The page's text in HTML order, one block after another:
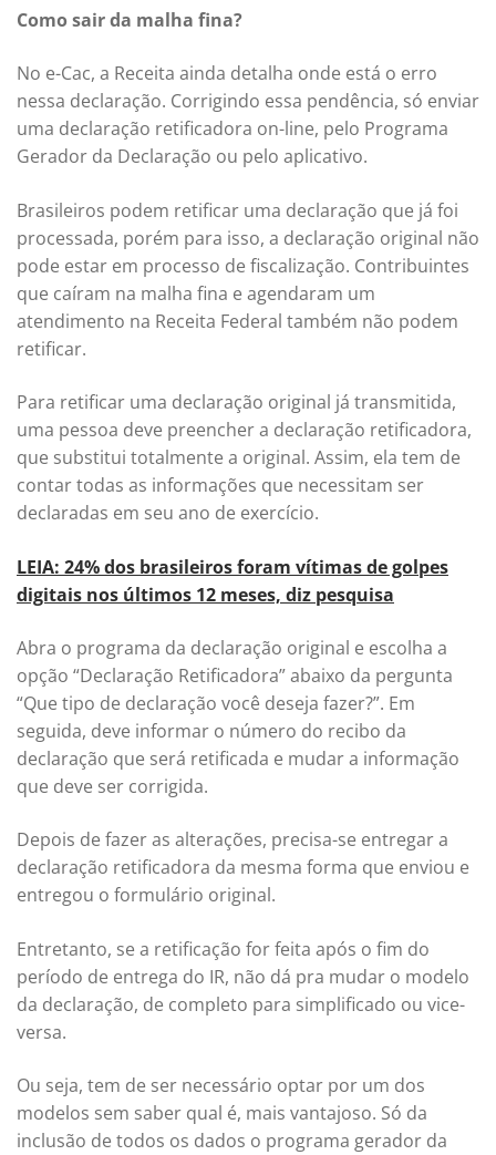
Como sair da malha fina?
No e-Cac, a Receita ainda detalha onde está o erro
nessa declaração. Corrigindo essa pendência, só enviar
uma declaração retificadora on-line, pelo Programa
Gerador da Declaração ou pelo aplicativo.
Brasileiros podem retificar uma declaração que já foi
processada, porém para isso, a declaração original não
pode estar em processo de fiscalização. Contribuintes
que caíram na malha fina e agendaram um
atendimento na Receita Federal também não podem
retificar.
Para retificar uma declaração original já transmitida,
uma pessoa deve preencher a declaração retificadora,
que substitui totalmente a original. Assim, ela tem de
contar todas as informações que necessitam ser
declaradas em seu ano de exercício.
LEIA: 24% dos brasileiros foram vítimas de golpes
digitais nos últimos 12 meses, diz pesquisa
Abra o programa da declaração original e escolha a
opção “Declaração Retificadora” abaixo da pergunta
“Que tipo de declaração você deseja fazer?”. Em
seguida, deve informar o número do recibo da
declaração que será retificada e mudar a informação
que deve ser corrigida.
Depois de fazer as alterações, precisa-se entregar a
declaração retificadora da mesma forma que enviou e
entregou o formulário original.
Entretanto, se a retificação for feita após o fim do
período de entrega do IR, não dá pra mudar o modelo
da declaração, de completo para simplificado ou vice-
versa.
Ou seja, tem de ser necessário optar por um dos
modelos sem saber qual é, mais vantajoso. Só da
inclusão de todos os dados o programa gerador da